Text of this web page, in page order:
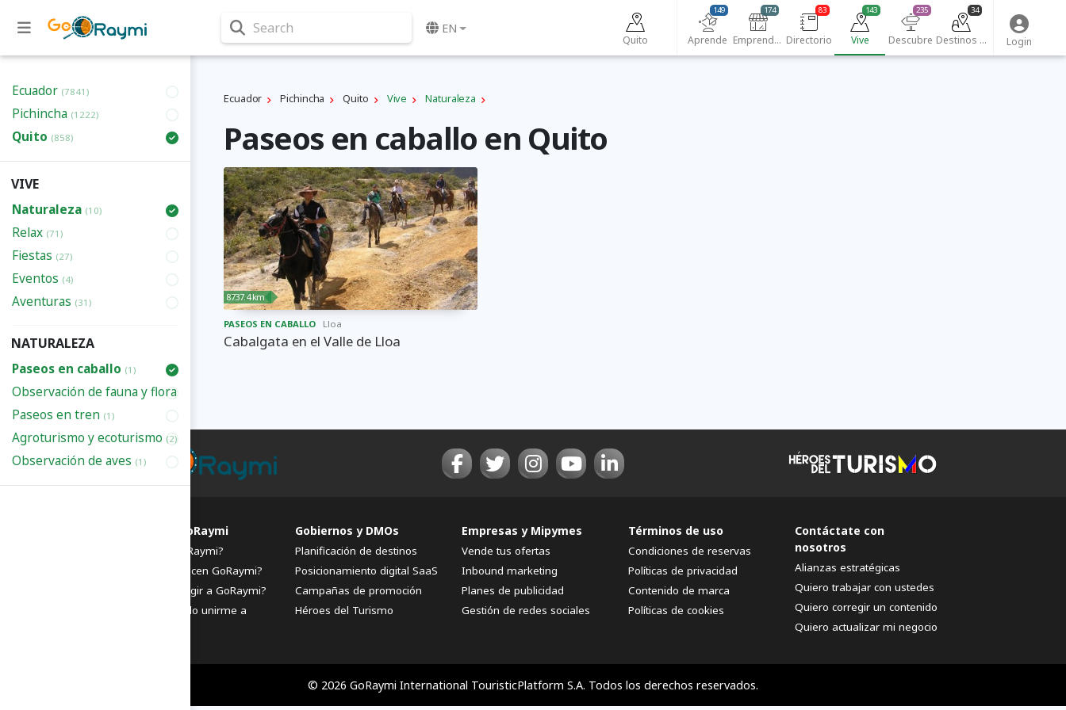
Search EN
Quito Aprende
149
Emprendedores
174
Directorio
83
Vive
143
Descubre
235
Destinos turísticos
34
Login
Ecuador (7841)
Pichincha (1222)
Quito (858)
VIVE
Naturaleza (10)
Relax (71)
Fiestas (27)
Eventos (4)
Aventuras (31)
NATURALEZA
Paseos en caballo (1)
Observación de fauna y flora
Paseos en tren (1)
Agroturismo y ecoturismo (2)
Observación de aves (1)
Ecuador Pichincha Quito Vive Naturaleza
Paseos en caballo en Quito
8737.4 km
PASEOS EN CABALLO Lloa
Cabalgata en el Valle de Lloa
FAQs de GoRaymi
¿Qué es GoRaymi?
¿Quiénes hacen GoRaymi?
¿Por qué elegir a GoRaymi?
¿Cómo puedo unirme a
Gobiernos y DMOs
Planificación de destinos
Posicionamiento digital SaaS
Campañas de promoción
Héroes del Turismo
Empresas y Mipymes
Vende tus ofertas
Inbound marketing
Planes de publicidad
Gestión de redes sociales
Términos de uso
Condiciones de reservas
Políticas de privacidad
Contenido de marca
Políticas de cookies
Contáctate con
nosotros
Alianzas estratégicas
Quiero trabajar con ustedes
Quiero corregir un contenido
Quiero actualizar mi negocio
© 2026 GoRaymi International TouristicPlatform S.A. Todos los derechos reservados.